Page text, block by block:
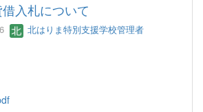
入札について
北はりま特別支援学校管理者